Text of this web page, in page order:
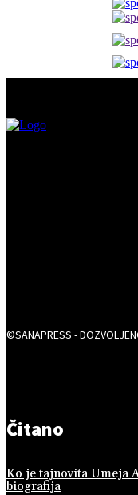
©SANAPRESS -
Čitano
Ko je tajnovita Umeja
biografija